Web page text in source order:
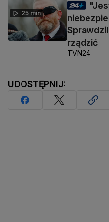
25 min
rządzić
TVN24
UDOSTĘPNIJ: